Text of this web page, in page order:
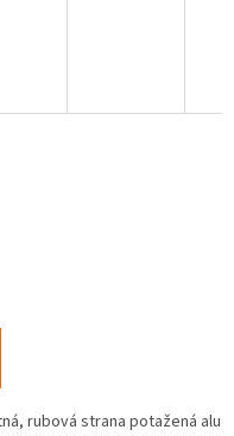
rubová strana potažená alu